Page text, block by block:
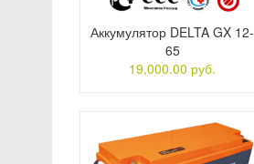
Аккумулятор DELTA GX 12-
65
19,000.00 руб.